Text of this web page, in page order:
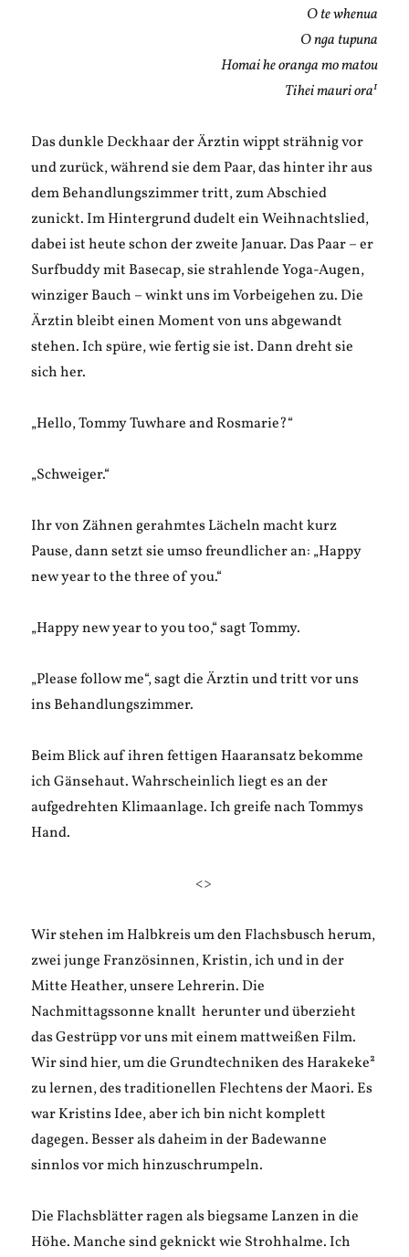
O te whenua
O nga tupuna
Homai he oranga mo matou
Tihei mauri ora1
Das dunkle Deckhaar der Ärztin wippt strähnig vor
und zurück, während sie dem Paar, das hinter ihr aus
dem Behandlungszimmer tritt, zum Abschied
zunickt. Im Hintergrund dudelt ein Weihnachtslied,
dabei ist heute schon der zweite Januar. Das Paar – er
Surfbuddy mit Basecap, sie strahlende Yoga-Augen,
winziger Bauch – winkt uns im Vorbeigehen zu. Die
Ärztin bleibt einen Moment von uns abgewandt
stehen. Ich spüre, wie fertig sie ist. Dann dreht sie
sich her.
„Hello, Tommy Tuwhare and Rosmarie?“
„Schweiger.“
Ihr von Zähnen gerahmtes Lächeln macht kurz
Pause, dann setzt sie umso freundlicher an: „Happy
new year to the three of you.“
„Happy new year to you too,“ sagt Tommy.
„Please follow me“, sagt die Ärztin und tritt vor uns
ins Behandlungszimmer.
Beim Blick auf ihren fettigen Haaransatz bekomme
ich Gänsehaut. Wahrscheinlich liegt es an der
aufgedrehten Klimaanlage. Ich greife nach Tommys
Hand.
<>
Wir stehen im Halbkreis um den Flachsbusch herum,
zwei junge Französinnen, Kristin, ich und in der
Mitte Heather, unsere Lehrerin. Die
Nachmittagssonne knallt herunter und überzieht
das Gestrüpp vor uns mit einem mattweißen Film.
Wir sind hier, um die Grundtechniken des Harakeke²
zu lernen, des traditionellen Flechtens der Maori. Es
war Kristins Idee, aber ich bin nicht komplett
dagegen. Besser als daheim in der Badewanne
sinnlos vor mich hinzuschrumpeln.
Die Flachsblätter ragen als biegsame Lanzen in die
Höhe. Manche sind geknickt wie Strohhalme. Ich